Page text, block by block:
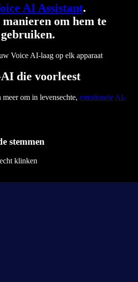
AI Assistant.
om hem te
gebruiken.
Voice AI-laag op elk apparaat
die voorleest
meer om in levensechte, emotionele AI-
stemmen
klinken